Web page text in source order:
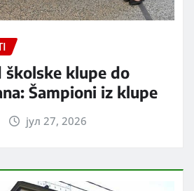
školske klupe do
Šampioni iz klupe
јул 27, 2026